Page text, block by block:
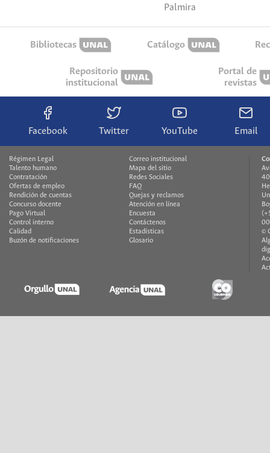
Palmira
Bibliotecas Catálogo
Repositorio
institucional
Portal de
revistas
Facebook Twitter YouTube Email
Régimen Legal
Talento humano
Contratación
Ofertas de empleo
Rendición de cuentas
Concurso docente
Pago Virtual
Control interno
Calidad
Buzón de notificaciones
Correo institucional
Mapa del sitio
Redes Sociales
FAQ
Quejas y reclamos
Atención en línea
Encuesta
Contáctenos
Estadísticas
Glosario
©